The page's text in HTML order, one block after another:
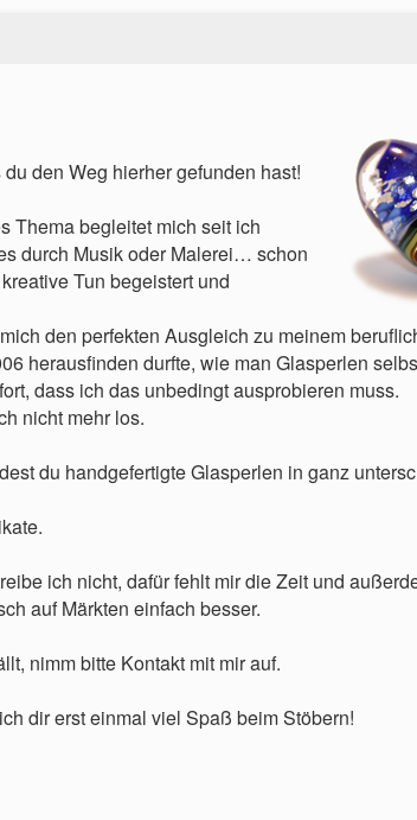
den Weg hierher gefunden hast!
Thema begleitet mich seit ich
durch Musik oder Malerei… schon
Tun begeistert und
den perfekten Ausgleich zu meinem
herausfinden durfte, wie man Glasperlen
dass ich das unbedingt ausprobieren muss.
nicht mehr los.
du handgefertigte Glasperlen in ganz
ich nicht, dafür fehlt mir die Zeit und
auf Märkten einfach besser.
nimm bitte Kontakt mit mir auf.
dir erst einmal viel Spaß beim Stöbern!